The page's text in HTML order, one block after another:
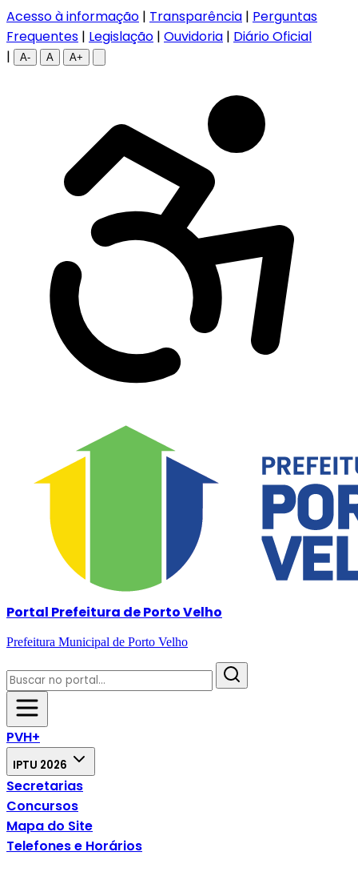
Acesso à informação | Transparência | Perguntas
Frequentes | Legislação | Ouvidoria | Diário Oficial
|
A- A A+
Portal Prefeitura de Porto Velho
Prefeitura Municipal de Porto Velho
PVH+
IPTU 2026
Secretarias
Concursos
Mapa do Site
Telefones e Horários